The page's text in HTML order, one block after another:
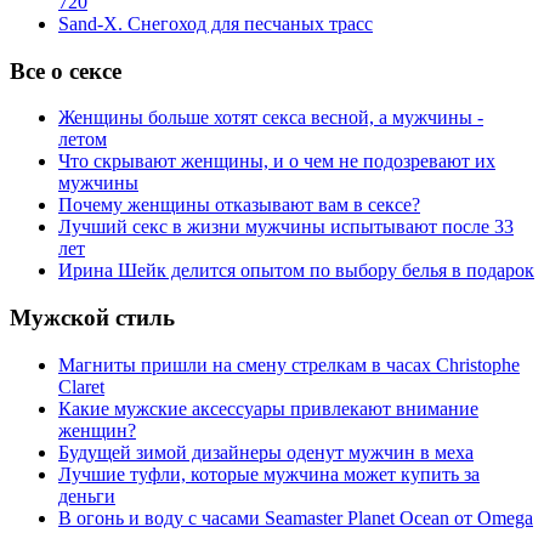
Sand-X. Снегоход для песчаных трасс
Все о сексе
Женщины больше хотят секса весной, а мужчины -
летом
Что скрывают женщины, и о чем не подозревают их
мужчины
Почему женщины отказывают вам в сексе?
Лучший секс в жизни мужчины испытывают после 33
лет
Ирина Шейк делится опытом по выбору белья в подарок
Мужской стиль
Магниты пришли на смену стрелкам в часах Christophe
Claret
Какие мужские аксессуары привлекают внимание
женщин?
Будущей зимой дизайнеры оденут мужчин в меха
Лучшие туфли, которые мужчина может купить за
деньги
В огонь и воду с часами Seamaster Planet Ocean от Omega